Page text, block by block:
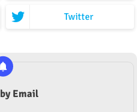
Twitter
Email